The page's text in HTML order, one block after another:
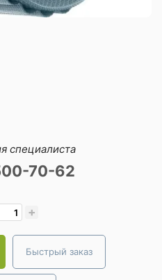
специалиста
70-62
+
Быстрый заказ